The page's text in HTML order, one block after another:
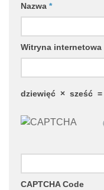
Nazwa *
Witryna internetowa
dziewięć × sześć =
CAPTCHA Code